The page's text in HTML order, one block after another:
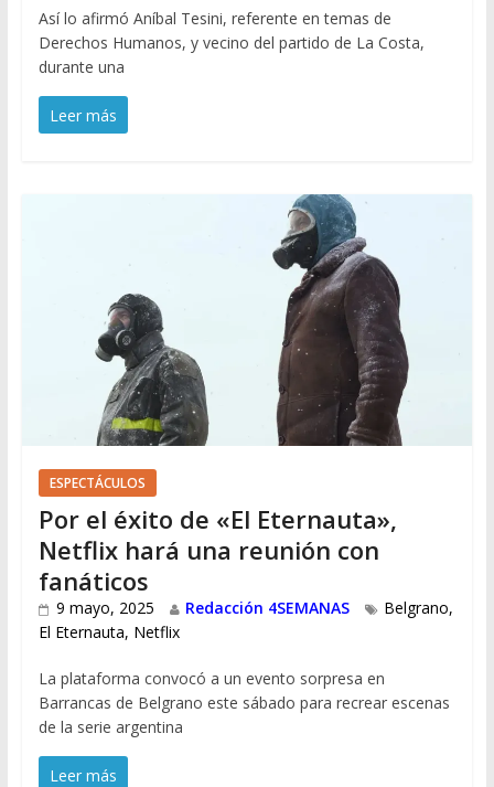
Así lo afirmó Aníbal Tesini, referente en temas de
Derechos Humanos, y vecino del partido de La Costa,
durante una
Leer más
ESPECTÁCULOS
Por el éxito de «El Eternauta»,
Netflix hará una reunión con
fanáticos
9 mayo, 2025 Redacción 4SEMANAS Belgrano,
El Eternauta, Netflix
La plataforma convocó a un evento sorpresa en
Barrancas de Belgrano este sábado para recrear escenas
de la serie argentina
Leer más